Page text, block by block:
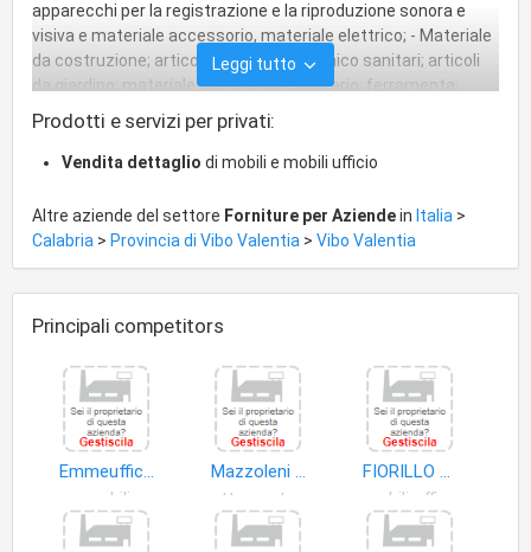
apparecchi per la registrazione e la riproduzione sonora e
visiva e materiale accessorio, materiale elettrico; - Materiale
da costruzione; articoli sanitari e/o igienico sanitari; articoli
da giardino; materiale idro-Termo-Sanitario; ferramenta;
colori, vernici e articoli da tappezzeria e da rivestimento;
articoli per l'arredamento e l'ornamento della casa; articoli da
mare e da spiaggia; articoli per il bricolage e l'hobbistica;
attrezzature ed articoli tecnici per industria, commercio,
artigianato ed agricoltura.
Leggi tutto
Prodotti e servizi per privati:
Vendita dettaglio di mobili e mobili ufficio
Altre aziende del settore Forniture per Aziendein Italia >
Calabria > Provincia di Vibo Valentia > Vibo Valentia
Principali competitors
Emmeufficio S.r.l
mobili
Mazzoleni Antonio Concessionario Olivetti
FIORILLO UMBERTO